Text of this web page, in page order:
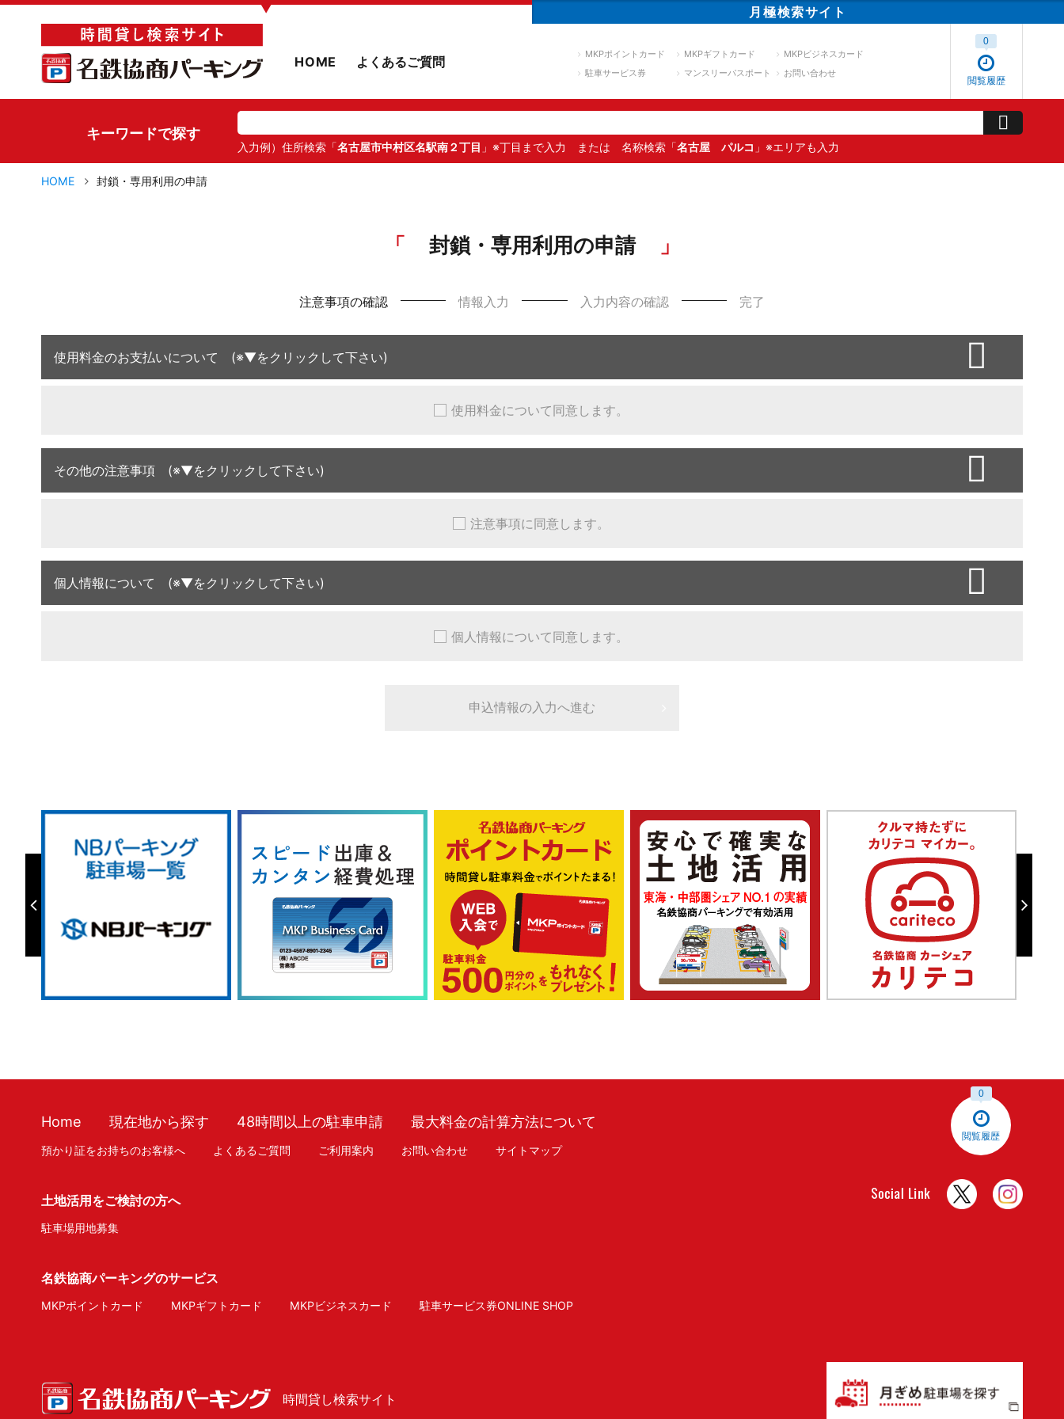
▼ 月極検索サイト
HOME よくあるご質問 MKPポイントカード MKPギフトカード
MKPビジネスカード
駐車サービス券
マンスリーパスポート お問い合わせ
閲覧履歴
0
キーワードで探す
入力例）住所検索「名古屋市中村区名駅南２丁目 」※丁目まで入力 または 名称検索「名古屋 パルコ 」※エリアも入力
HOME 封鎖・専用利用の申請
封鎖・専用利用の申請
注意事項の確認 情報入力 入力内容の確認 完了
使用料金のお支払いについて (※▼をクリックして下さい)
使用料金について同意します。
その他の注意事項 (※▼をクリックして下さい)
注意事項に同意します。
個人情報について (※▼をクリックして下さい)
個人情報について同意します。
閲覧履歴
0
Home 現在地から探す 48時間以上の駐車申請 最大料金の計算方法について
預かり証をお持ちのお客様へ よくあるご質問 ご利用案内 お問い合わせ サイトマップ
土地活用をご検討の方へ
駐車場用地募集
名鉄協商パーキングのサービス
MKPポイントカード MKPギフトカード MKPビジネスカード 駐車サービス券ONLINE SHOP
時間貸し検索サイト